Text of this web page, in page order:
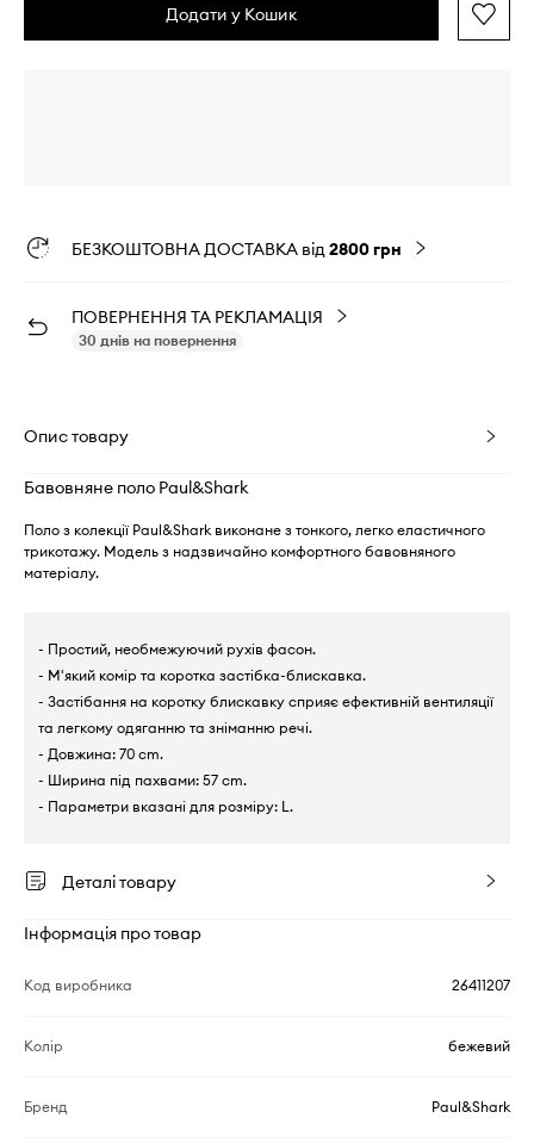
Додати у Кошик
БЕЗКОШТОВНА ДОСТАВКА від2800 грн
ПОВЕРНЕННЯ ТА РЕКЛАМАЦІЯ
30 днів на повернення
Опис товару
Бавовняне поло Paul&Shark
Поло з колекції Paul&Shark виконане з тонкого, легко еластичного
трикотажу. Модель з надзвичайно комфортного бавовняного
матеріалу.
- Простий, необмежуючий рухів фасон.
- М'який комір та коротка застібка-блискавка.
- Застібання на коротку блискавку сприяє ефективній вентиляції
та легкому одяганню та зніманню речі.
- Довжина: 70 cm.
- Ширина під пахвами: 57 cm.
- Параметри вказані для розміру: L.
Деталі товару
Інформація про товар
Код виробника 26411207
Колір бежевий
Бренд Paul&Shark